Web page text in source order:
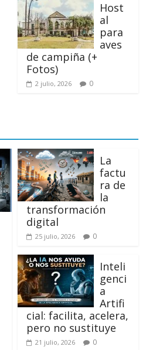
Host
al
para
aves
de campiña (+
Fotos)
2 julio, 2026 0
La
factu
ra de
la
transformación
digital
25 julio, 2026 0
Inteli
genci
a
Artifi
cial: facilita, acelera,
pero no sustituye
21 julio, 2026 0